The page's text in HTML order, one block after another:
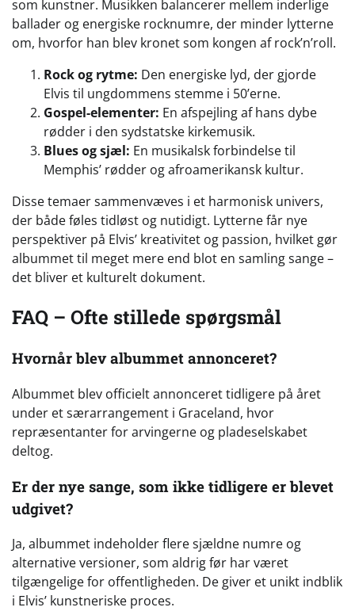
som kunstner. Musikken balancerer mellem inderlige
ballader og energiske rocknumre, der minder lytterne
om, hvorfor han blev kronet som kongen af rock’n’roll.
Rock og rytme: Den energiske lyd, der gjorde
Elvis til ungdommens stemme i 50’erne.
Gospel-elementer: En afspejling af hans dybe
rødder i den sydstatske kirkemusik.
Blues og sjæl: En musikalsk forbindelse til
Memphis’ rødder og afroamerikansk kultur.
Disse temaer sammenvæves i et harmonisk univers,
der både føles tidløst og nutidigt. Lytterne får nye
perspektiver på Elvis’ kreativitet og passion, hvilket gør
albummet til meget mere end blot en samling sange –
det bliver et kulturelt dokument.
FAQ – Ofte stillede spørgsmål
Hvornår blev albummet annonceret?
Albummet blev officielt annonceret tidligere på året
under et særarrangement i Graceland, hvor
repræsentanter for arvingerne og pladeselskabet
deltog.
Er der nye sange, som ikke tidligere er blevet
udgivet?
Ja, albummet indeholder flere sjældne numre og
alternative versioner, som aldrig før har været
tilgængelige for offentligheden. De giver et unikt indblik
i Elvis’ kunstneriske proces.